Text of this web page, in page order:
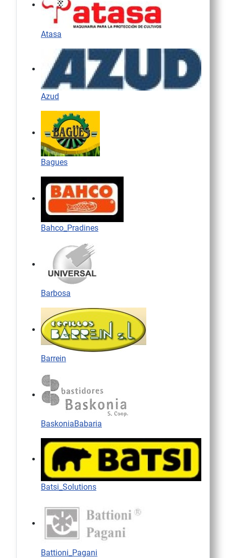
Atasa
Azud
Bagues
Bahco_Pradines
Barbosa
Barrein
BaskoniaBabaria
Batsi_Solutions
Battioni_Pagani